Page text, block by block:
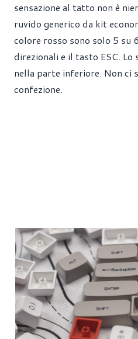
sensazione al tatto non è
ruvido generico da kit
colore rosso sono solo 5 su
direzionali e il tasto ESC. Lo
nella parte inferiore. Non ci
confezione.